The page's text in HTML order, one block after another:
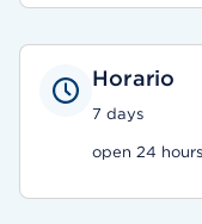
Horario
7 days
open 24 hours